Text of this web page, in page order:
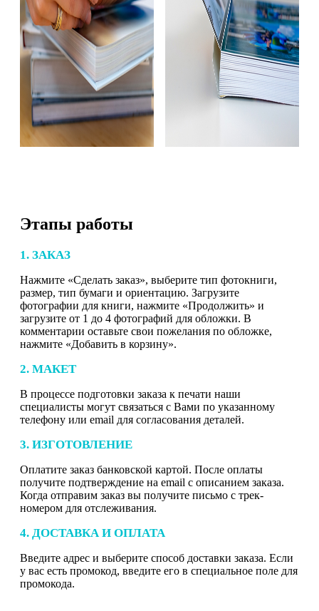
Этапы работы
1. ЗАКАЗ
Нажмите «Сделать заказ», выберите тип фотокниги,
размер, тип бумаги и ориентацию. Загрузите
фотографии для книги, нажмите «Продолжить» и
загрузите от 1 до 4 фотографий для обложки. В
комментарии оставьте свои пожелания по обложке,
нажмите «Добавить в корзину».
2. МАКЕТ
В процессе подготовки заказа к печати наши
специалисты могут связаться с Вами по указанному
телефону или email для согласования деталей.
3. ИЗГОТОВЛЕНИЕ
Оплатите заказ банковской картой. После оплаты
получите подтверждение на email с описанием заказа.
Когда отправим заказ вы получите письмо с трек-
номером для отслеживания.
4. ДОСТАВКА И ОПЛАТА
Введите адрес и выберите способ доставки заказа. Если
у вас есть промокод, введите его в специальное поле для
промокода.